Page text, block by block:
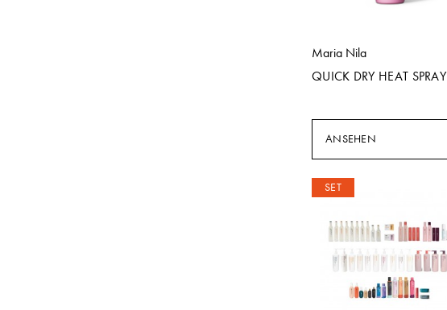
Maria Nila
QUICK DRY HEAT SPRAY
ANSEHEN
SET